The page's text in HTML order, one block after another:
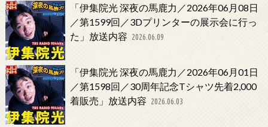
「伊集院光 深夜の馬鹿力／2026年06月08日
／第1599回／3Dプリンターの展示会に行っ
た」放送内容 2026.06.09
「伊集院光 深夜の馬鹿力／2026年06月01日
／第1598回／30周年記念Tシャツ先着2,000
着販売」放送内容 2026.06.03